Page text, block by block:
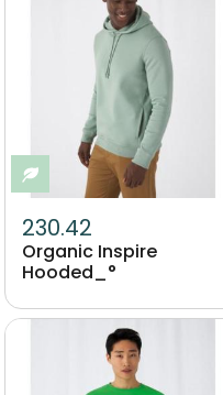
Eco-responsable
230.42
Organic Inspire
Hooded_°
Image